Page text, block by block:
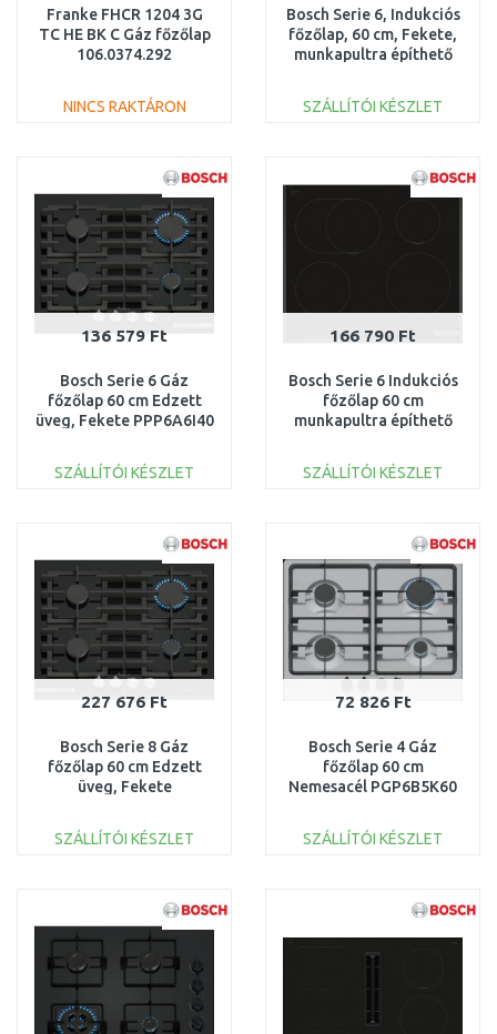
Franke FHCR 1204 3G
TC HE BK C Gáz főzőlap
106.0374.292
NINCS RAKTÁRON
Összehasonlítás
Bosch Serie 6, Indukciós
főzőlap, 60 cm, Fekete,
munkapultra építhető
SZÁLLÍTÓI KÉSZLET
Összehasonlítás
136 579 Ft
Bosch Serie 6 Gáz
főzőlap 60 cm Edzett
üveg, Fekete PPP6A6I40
SZÁLLÍTÓI KÉSZLET
Összehasonlítás
166 790 Ft
Bosch Serie 6 Indukciós
főzőlap 60 cm
munkapultra építhető
SZÁLLÍTÓI KÉSZLET
Összehasonlítás
227 676 Ft
Bosch Serie 8 Gáz
főzőlap 60 cm Edzett
üveg, Fekete
SZÁLLÍTÓI KÉSZLET
Összehasonlítás
72 826 Ft
Bosch Serie 4 Gáz
főzőlap 60 cm
Nemesacél PGP6B5K60
SZÁLLÍTÓI KÉSZLET
Összehasonlítás